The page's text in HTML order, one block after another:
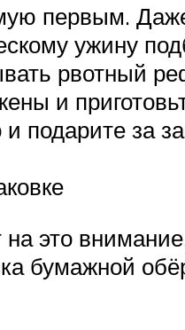
первым.
ужину
рвотный
и
и подарите за
это внимание,
бумажной